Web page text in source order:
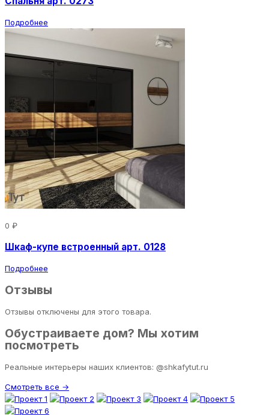
Подробнее
0 ₽
Шкаф-купе встроенный арт. 0128
Подробнее
Отзывы
Отзывы отключены для этого товара.
Обустраиваете дом? Мы хотим
посмотреть
Реальные интерьеры наших клиентов: @shkafytut.ru
Смотреть все →